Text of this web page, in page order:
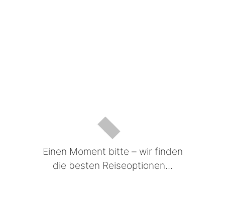
Einen Moment bitte – wir finden
die besten Reiseoptionen...